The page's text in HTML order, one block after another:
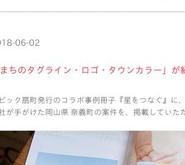
06-02
まちのタグライン・ロゴ・タウンカラー」が
ック扇町発行のコラボ事例冊子『星をつなぐ』に
が手がけた岡山県 奈義町の案件を、掲載していた